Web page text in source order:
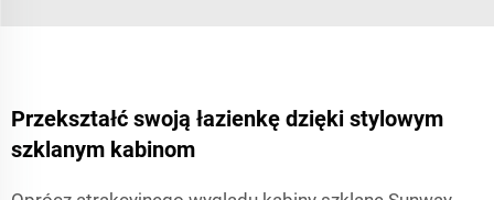
Przekształć swoją łazienkę dzięki stylowym
szklanym kabinom